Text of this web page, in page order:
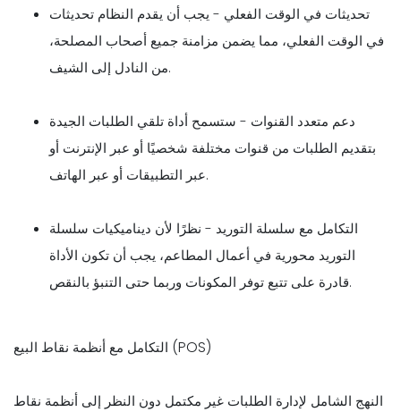
تحديثات في الوقت الفعلي - يجب أن يقدم النظام تحديثات
في الوقت الفعلي، مما يضمن مزامنة جميع أصحاب المصلحة،
من النادل إلى الشيف.
دعم متعدد القنوات - ستسمح أداة تلقي الطلبات الجيدة
بتقديم الطلبات من قنوات مختلفة شخصيًا أو عبر الإنترنت أو
عبر التطبيقات أو عبر الهاتف.
التكامل مع سلسلة التوريد - نظرًا لأن ديناميكيات سلسلة
التوريد محورية في أعمال المطاعم، يجب أن تكون الأداة
قادرة على تتبع توفر المكونات وربما حتى التنبؤ بالنقص.
التكامل مع أنظمة نقاط البيع (POS)
النهج الشامل لإدارة الطلبات غير مكتمل دون النظر إلى أنظمة نقاط